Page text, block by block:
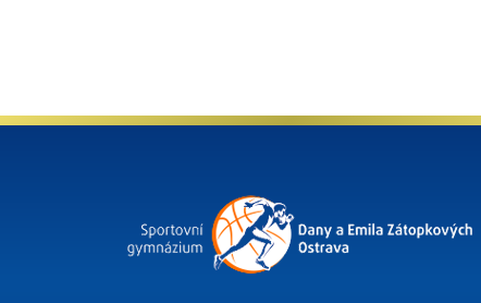
organizace plavání
požární sport
projekty přednáška
přijímací řízení